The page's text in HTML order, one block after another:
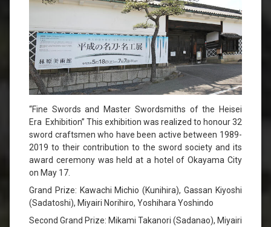
“Fine Swords and Master Swordsmiths of the Heisei
Era Exhibition” This exhibition was realized to honour 32
sword craftsmen who have been active between 1989-
2019 to their contribution to the sword society and its
award ceremony was held at a hotel of Okayama City
on May 17.
Grand Prize: Kawachi Michio (Kunihira), Gassan Kiyoshi
(Sadatoshi), Miyairi Norihiro, Yoshihara Yoshindo
Second Grand Prize: Mikami Takanori (Sadanao), Miyairi